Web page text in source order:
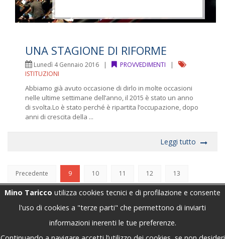
UNA STAGIONE DI RIFORME
Lunedì 4 Gennaio 2016 | PROVVEDIMENTI
|
ISTITUZIONI
Abbiamo già avuto occasione di dirlo in molte occasioni
nelle ultime settimane dell’anno, il 2015 è stato un anno
di svolta.Lo è stato perché è ripartita l’occupazione, dopo
anni di crescita della ...
Leggi tutto
Precedente 9 10 11 12 13
Successiva
Mino Taricco utilizza cookies tecnici e di profilazione e consente
l'uso di cookies a "terze parti" che permettono di inviarti
informazioni inerenti le tue preferenze.